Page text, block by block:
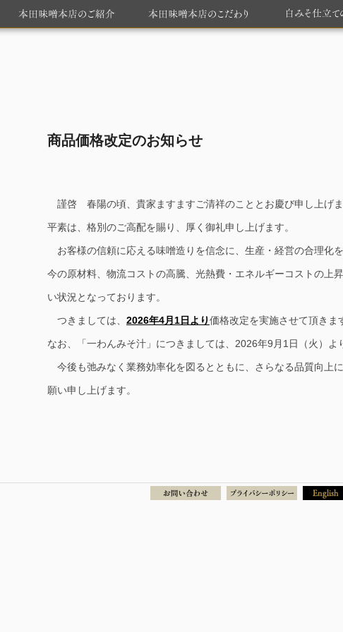
商品価格改定のお知らせ
謹啓 春陽の頃、貴家ますますご清祥のこととお慶び申し上げま
平素は、格別のご高配を賜り、厚く御礼申し上げます。
お客様の信頼に応える味噌造りを信念に、生産・経営の合理化
今の原材料、物流コストの高騰、光熱費・エネルギーコストの上
い状況となっております。
つきましては、 2026年4月1日より価格改定を実施させて頂きま
なお、「一わんみそ汁」につきましては、2026年9月1日（火）よ
今後も弛みなく業務効率化を図るとともに、さらなる品質向上
願い申し上げます。
謹